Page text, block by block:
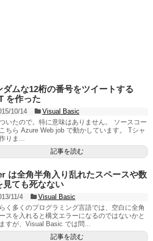
ダムな12桁の番号をツイートする
を作った
10/14
Visual Basic
いたので。特に意味はありません。 ソースコー
ちら Azure Web job で動かしています。 Tシャ
りま...
記事を読む
は全角半角入り乱れたスペースや数
見ても死なない
11/4
Visual Basic
く多くのプログラミング言語では、空白に全角
スを入れると構文エラーになるのではないかと
すが、Visual Basic では問...
記事を読む